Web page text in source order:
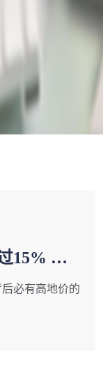
15% 监
必有高地价的